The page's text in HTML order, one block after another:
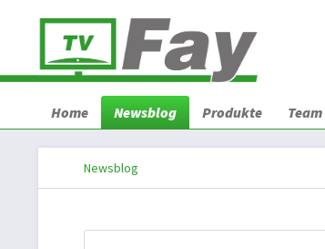
Home Newsblog Produkte Team
Newsblog